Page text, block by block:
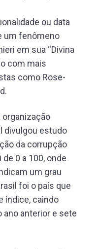
ou data
um fenômeno
em sua “Divina
com mais
como Rose-
organização
divulgou estudo
da corrupção
0 a 100, onde
um grau
foi o país que
índice, caindo
ano anterior e sete